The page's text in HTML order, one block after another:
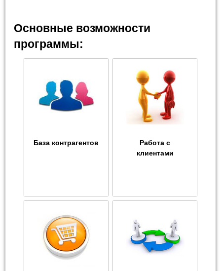
Основные возможности
программы:
База контрагентов
Работа с
клиентами